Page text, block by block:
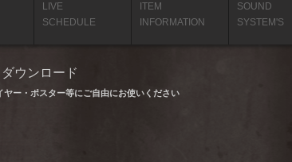
LIVE
SCHEDULE
ITEM
INFORMATION
SOUND
SYSTEM'S
ウンロード
ヤー・ポスター等にご自由にお使いください